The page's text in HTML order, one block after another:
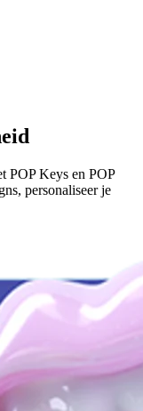
POP Keys en POP
personaliseer je